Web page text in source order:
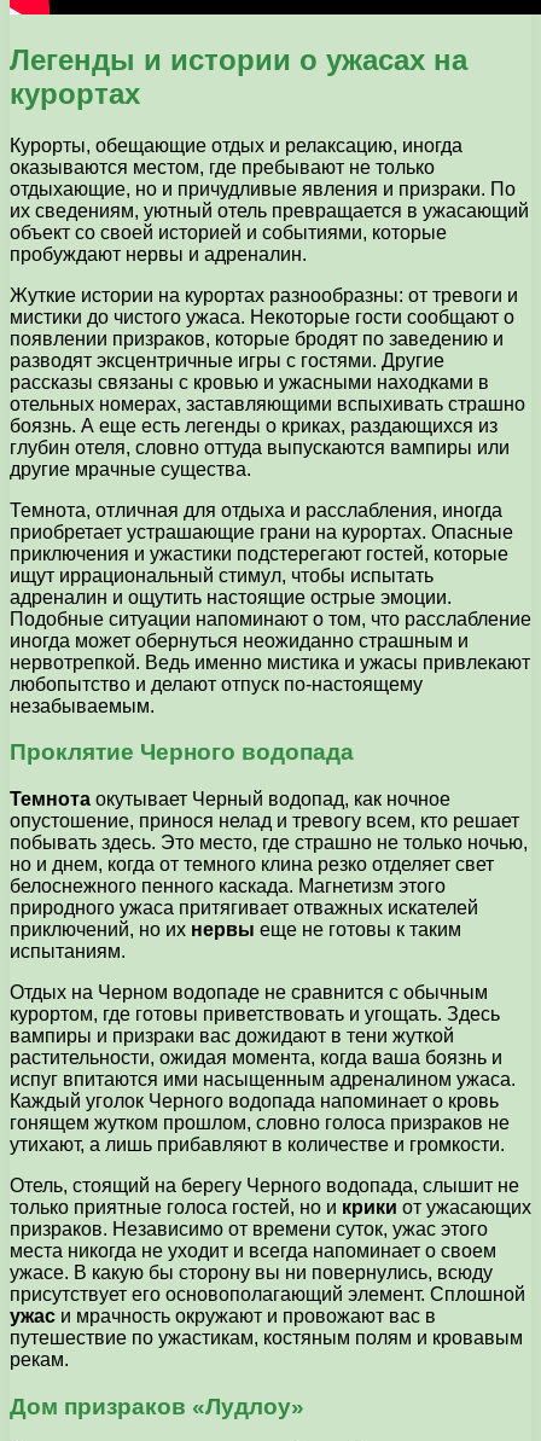
Легенды и истории о ужасах на
курортах
Курорты, обещающие отдых и релаксацию, иногда
оказываются местом, где пребывают не только
отдыхающие, но и причудливые явления и призраки. По
их сведениям, уютный отель превращается в ужасающий
объект со своей историей и событиями, которые
пробуждают нервы и адреналин.
Жуткие истории на курортах разнообразны: от тревоги и
мистики до чистого ужаса. Некоторые гости сообщают о
появлении призраков, которые бродят по заведению и
разводят эксцентричные игры с гостями. Другие
рассказы связаны с кровью и ужасными находками в
отельных номерах, заставляющими вспыхивать страшно
боязнь. А еще есть легенды о криках, раздающихся из
глубин отеля, словно оттуда выпускаются вампиры или
другие мрачные существа.
Темнота, отличная для отдыха и расслабления, иногда
приобретает устрашающие грани на курортах. Опасные
приключения и ужастики подстерегают гостей, которые
ищут иррациональный стимул, чтобы испытать
адреналин и ощутить настоящие острые эмоции.
Подобные ситуации напоминают о том, что расслабление
иногда может обернуться неожиданно страшным и
нервотрепкой. Ведь именно мистика и ужасы привлекают
любопытство и делают отпуск по-настоящему
незабываемым.
Проклятие Черного водопада
Темнота окутывает Черный водопад, как ночное
опустошение, принося нелад и тревогу всем, кто решает
побывать здесь. Это место, где страшно не только ночью,
но и днем, когда от темного клина резко отделяет свет
белоснежного пенного каскада. Магнетизм этого
природного ужаса притягивает отважных искателей
приключений, но их нервы еще не готовы к таким
испытаниям.
Отдых на Черном водопаде не сравнится с обычным
курортом, где готовы приветствовать и угощать. Здесь
вампиры и призраки вас дожидают в тени жуткой
растительности, ожидая момента, когда ваша боязнь и
испуг впитаются ими насыщенным адреналином ужаса.
Каждый уголок Черного водопада напоминает о кровь
гонящем жутком прошлом, словно голоса призраков не
утихают, а лишь прибавляют в количестве и громкости.
Отель, стоящий на берегу Черного водопада, слышит не
только приятные голоса гостей, но и крики от ужасающих
призраков. Независимо от времени суток, ужас этого
места никогда не уходит и всегда напоминает о своем
ужасе. В какую бы сторону вы ни повернулись, всюду
присутствует его основополагающий элемент. Сплошной
ужас и мрачность окружают и провожают вас в
путешествие по ужастикам, костяным полям и кровавым
рекам.
Дом призраков «Лудлоу»